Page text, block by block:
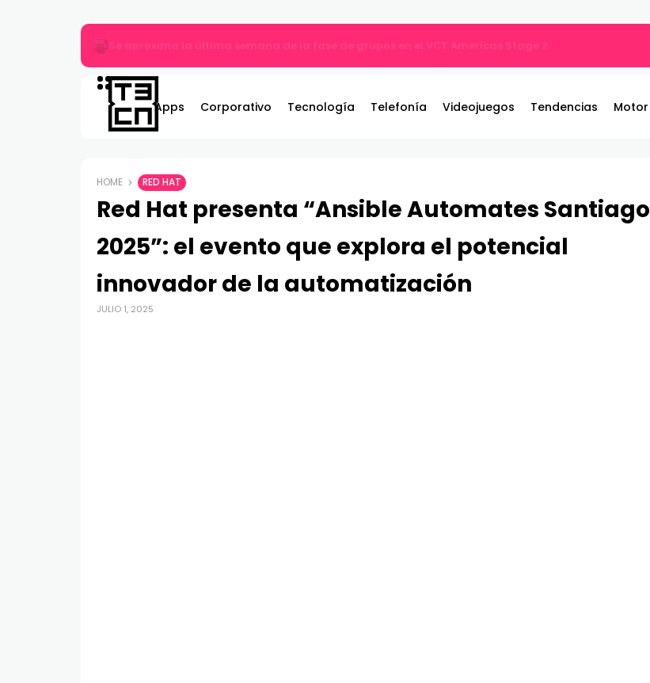
Más allá del MP3: ¿Qué es el audio Hi-Res y por qué tu música suena diferente?
Apps Corporativo Tecnología Telefonía Videojuegos Tendencias Motor
HOME RED HAT
Red Hat presenta “Ansible Automates Santiago
2025”: el evento que explora el potencial
innovador de la automatización
JULIO 1, 2025